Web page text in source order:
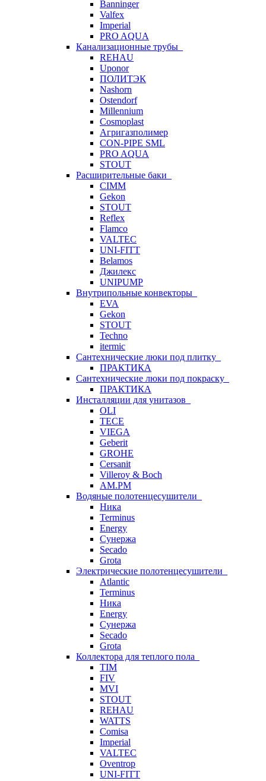
Banninger
Valfex
Imperial
PRO AQUA
Канализационные трубы
REHAU
Uponor
ПОЛИТЭК
Nashorn
Ostendorf
Millennium
Cosmoplast
Агригазполимер
CON-PIPE SML
PRO AQUA
STOUT
Расширительные баки
CIMM
Gekon
STOUT
Reflex
Flamco
VALTEC
UNI-FITT
Belamos
Джилекс
UNIPUMP
Внутрипольные конвекторы
EVA
Gekon
STOUT
Techno
itermic
Сантехнические люки под плитку
ПРАКТИКА
Сантехнические люки под покраску
ПРАКТИКА
Инсталляции для унитазов
OLI
TECE
VIEGA
Geberit
GROHE
Cersanit
Villeroy & Boch
AM.PM
Водяные полотенцесушители
Ника
Terminus
Energy
Сунержа
Secado
Grota
Электрические полотенцесушители
Atlantic
Terminus
Ника
Energy
Сунержа
Secado
Grota
Коллектора для теплого пола
TIM
FIV
MVI
STOUT
REHAU
WATTS
Comisa
Imperial
VALTEC
Oventrop
UNI-FITT